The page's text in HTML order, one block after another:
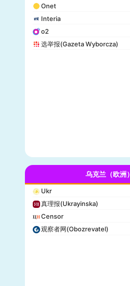
Onet
Interia
o2
选举报(Gazeta Wyborcza)
乌克兰（欧洲）
Ukr
真理报(Ukrayinska)
Censor
观察者网(Obozrevatel)